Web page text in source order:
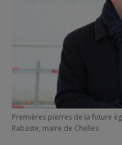
Premières pierres de la future
Rabaste, maire de Chelles